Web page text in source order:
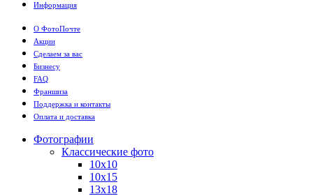
Информация
О ФотоПочте
Акции
Сделаем за вас
Бизнесу
FAQ
Франшиза
Поддержка и контакты
Оплата и доставка
Фотографии
Классические фото
10х10
10х15
13х18